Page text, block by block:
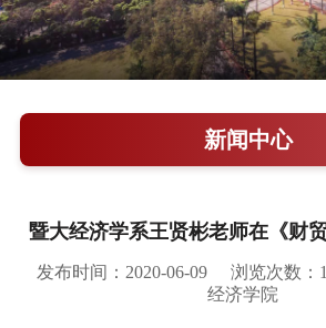
师资队伍
科学研究
教学培养
学院党建
人才引进
新闻中心
暨大经济学系王贤彬老师在《财
发布时间：2020-06-09 浏览次数：
经济学院